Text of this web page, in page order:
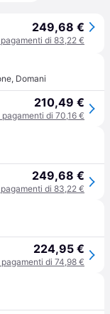
249,68 €
di 83,22 €
, Domani
210,49 €
pagamenti di 70,16 €
249,68 €
di 83,22 €
224,95 €
di 74,98 €